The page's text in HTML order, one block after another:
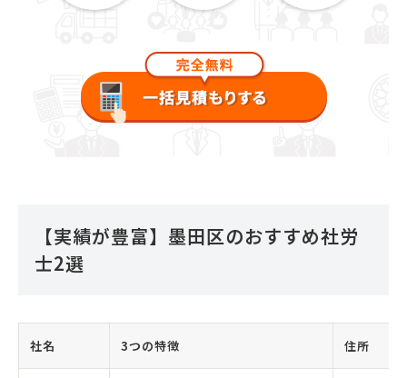
【実績が豊富】墨田区のおすすめ社労
士2選
社名 3つの特徴 住所